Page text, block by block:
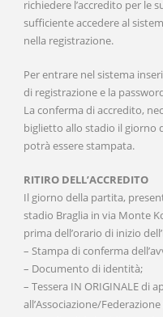
richiedere l’accredito per le
sufficiente accedere al
nella registrazione.
Per entrare nel sistema
di registrazione e la
La conferma di accredito,
biglietto allo stadio il giorno
potrà essere stampata.
RITIRO DELL’ACCREDITO
Il giorno della partita,
stadio Braglia in via Monte
prima dell’orario di inizio
– Stampa di conferma
– Documento di identità;
– Tessera IN ORIGINALE di
all’Associazione/Federazione